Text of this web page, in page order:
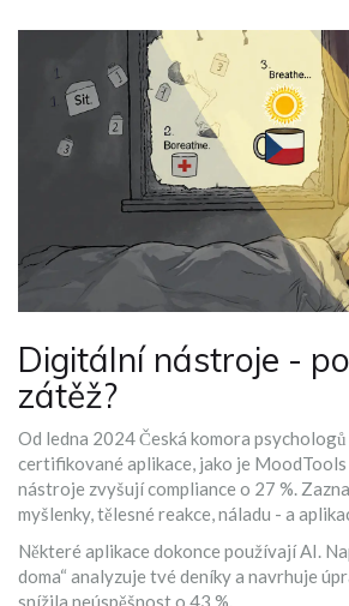
Digitální nástroje -
zátěž?
Od ledna 2024 Česká komora
certifikované aplikace, jako je
nástroje zvyšují compliance o 27 %.
myšlenky, tělesné reakce, náladu - a
Některé aplikace dokonce používají AI.
doma“ analyzuje tvé deníky a navrhuje
snížila neúspěšnost o 43 %.